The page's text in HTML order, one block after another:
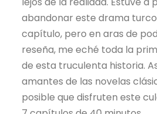
abandonar este drama
capítulo, pero en aras de
reseña, me eché toda la
de esta truculenta historia.
amantes de las novelas
posible que disfruten este